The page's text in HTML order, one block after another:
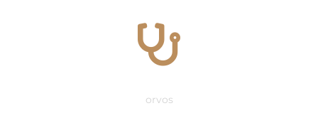
orvos